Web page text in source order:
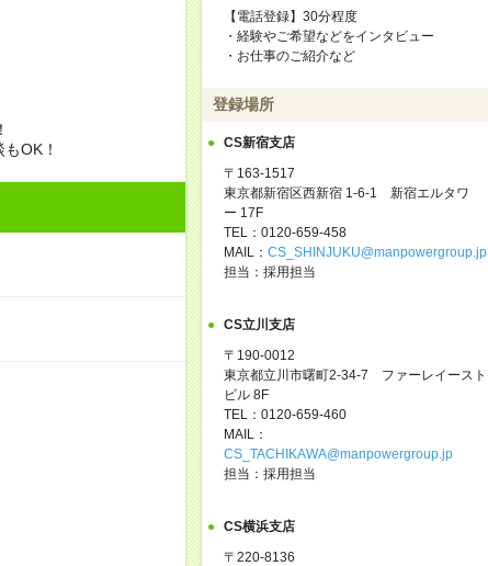
OK！
【電話登録】30分程度
・経験やご希望などをインタビュー
・お仕事のご紹介など
登録場所
CS新宿支店
〒163-1517
東京都新宿区西新宿 1-6-1 新宿エルタワ
ー 17F
TEL：0120-659-458
MAIL： CS_SHINJUKU@manpowergroup.jp
担当：採用担当
CS立川支店
〒190-0012
東京都立川市曙町2-34-7 ファーレイースト
ビル 8F
TEL：0120-659-460
MAIL：
CS_TACHIKAWA@manpowergroup.jp
担当：採用担当
CS横浜支店
〒220-8136